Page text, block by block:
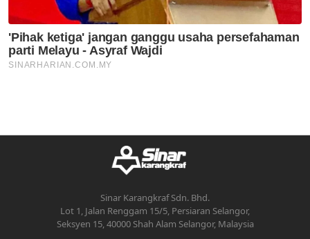
Sinar Karangkraf Sdn. Bhd.
Lot 1, Jalan Renggam 15/5, Persiaran Selangor,
Seksyen 15, 40000 Shah Alam Selangor, Malaysia